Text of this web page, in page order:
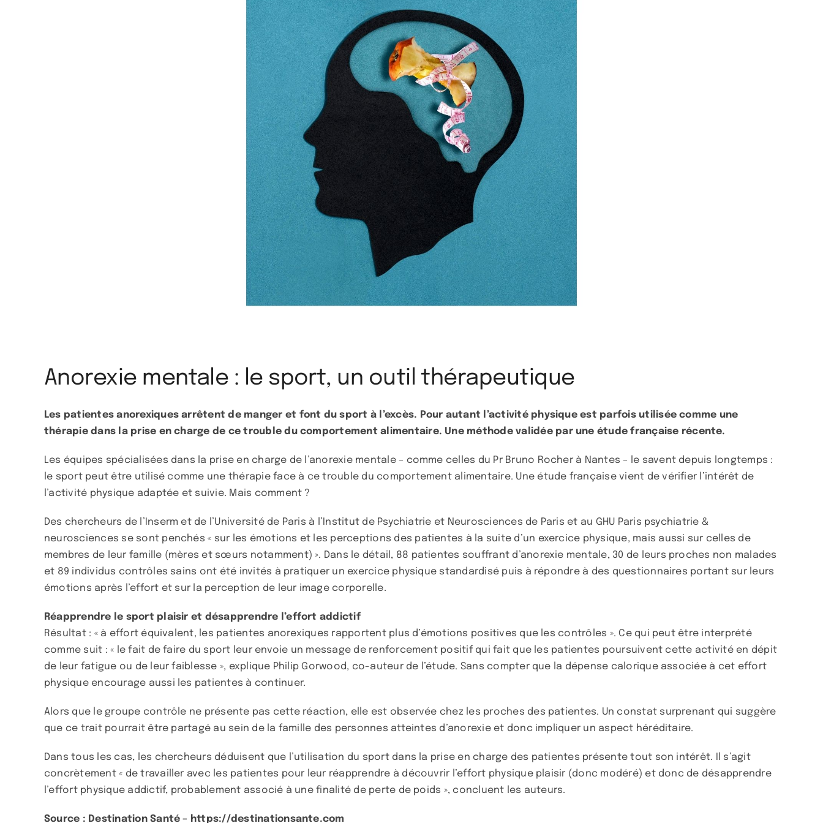
Anorexie mentale : le sport, un outil thérapeutique
Les patientes anorexiques arrêtent de manger et font du sport à l’excès. Pour autant l’activité physique est parfois utilisée comme une
thérapie dans la prise en charge de ce trouble du comportement alimentaire. Une méthode validée par une étude française récente.
Les équipes spécialisées dans la prise en charge de l’anorexie mentale – comme celles du Pr Bruno Rocher à Nantes – le savent depuis longtemps :
le sport peut être utilisé comme une thérapie face à ce trouble du comportement alimentaire. Une étude française vient de vérifier l’intérêt de
l’activité physique adaptée et suivie. Mais comment ?
Des chercheurs de l’Inserm et de l’Université de Paris à l’Institut de Psychiatrie et Neurosciences de Paris et au GHU Paris psychiatrie &
neurosciences se sont penchés « sur les émotions et les perceptions des patientes à la suite d’un exercice physique, mais aussi sur celles de
membres de leur famille (mères et sœurs notamment) ». Dans le détail, 88 patientes souffrant d’anorexie mentale, 30 de leurs proches non malades
et 89 individus contrôles sains ont été invités à pratiquer un exercice physique standardisé puis à répondre à des questionnaires portant sur leurs
émotions après l’effort et sur la perception de leur image corporelle.
Réapprendre le sport plaisir et désapprendre l’effort addictif
Résultat : « à effort équivalent, les patientes anorexiques rapportent plus d’émotions positives que les contrôles ». Ce qui peut être interprété
comme suit : « le fait de faire du sport leur envoie un message de renforcement positif qui fait que les patientes poursuivent cette activité en dépit
de leur fatigue ou de leur faiblesse », explique Philip Gorwood, co-auteur de l’étude. Sans compter que la dépense calorique associée à cet effort
physique encourage aussi les patientes à continuer.
Alors que le groupe contrôle ne présente pas cette réaction, elle est observée chez les proches des patientes. Un constat surprenant qui suggère
que ce trait pourrait être partagé au sein de la famille des personnes atteintes d’anorexie et donc impliquer un aspect héréditaire.
Dans tous les cas, les chercheurs déduisent que l’utilisation du sport dans la prise en charge des patientes présente tout son intérêt. Il s’agit
concrètement « de travailler avec les patientes pour leur réapprendre à découvrir l’effort physique plaisir (donc modéré) et donc de désapprendre
l’effort physique addictif, probablement associé à une finalité de perte de poids », concluent les auteurs.
Source : Destination Santé – https://destinationsante.com